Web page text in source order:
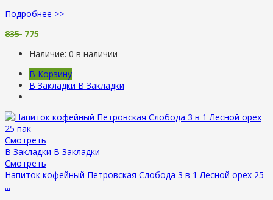
Подробнее >>
835 775
Наличие: 0 в наличии
В Корзину
В Закладки В Закладки
Смотреть
В Закладки В Закладки
Смотреть
Напиток кофейный Петровская Слобода 3 в 1 Лесной орех 25
...